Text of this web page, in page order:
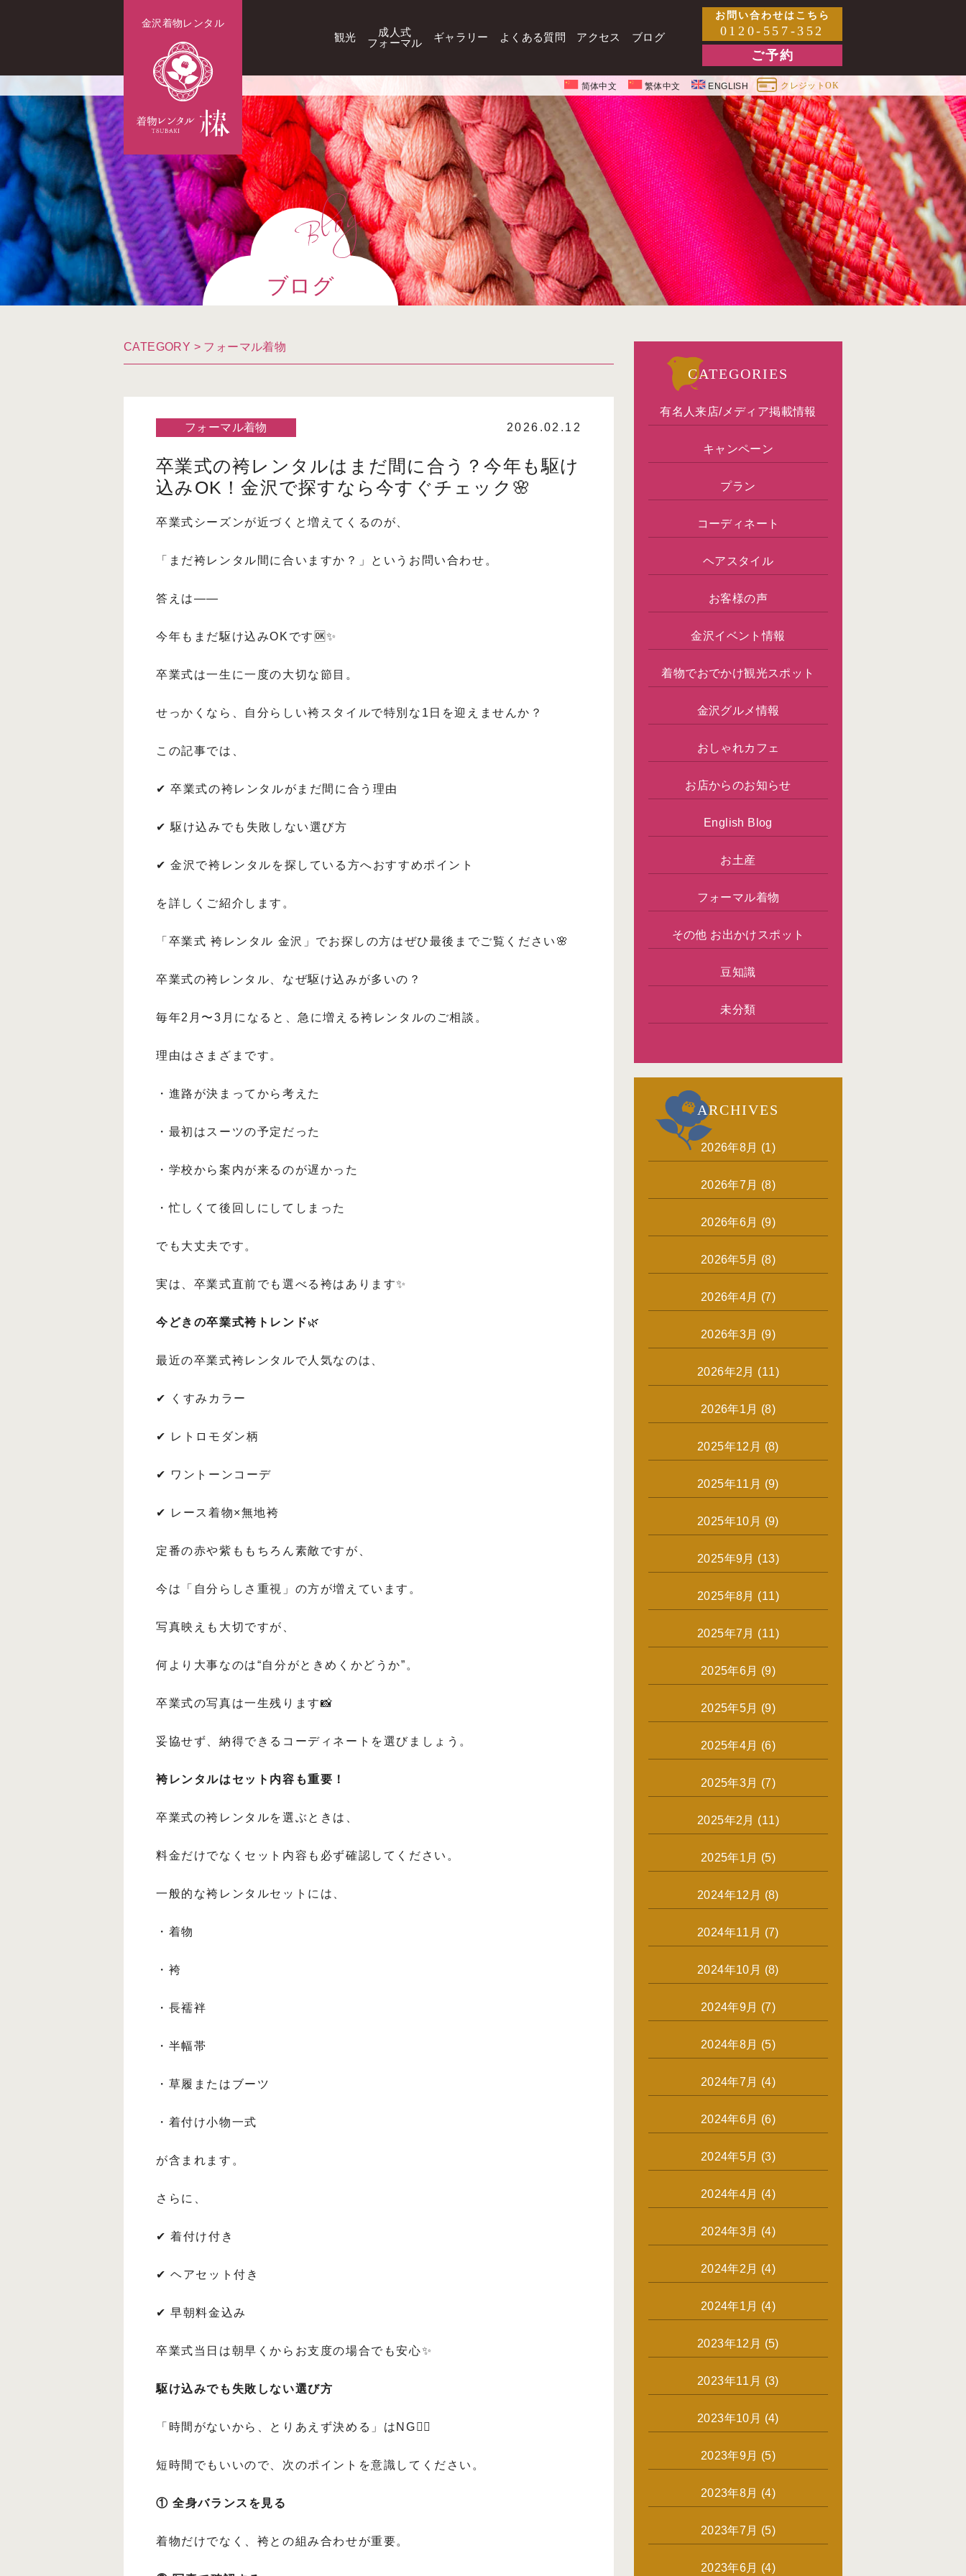
金沢着物レンタル
観光
成人式
フォーマル
ギャラリー よくある質問 アクセス ブログ
お問い合わせはこちら
0120-557-352
ご予約
简体中文 繁体中文 ENGLISH クレジットOK
ブログ
CATEGORY > フォーマル着物
フォーマル着物 2026.02.12
卒業式の袴レンタルはまだ間に合う？今年も駆け
込みOK！金沢で探すなら今すぐチェック🌸
卒業式シーズンが近づくと増えてくるのが、
「まだ袴レンタル間に合いますか？」というお問い合わせ。
答えは――
今年もまだ駆け込みOKです🆗✨
卒業式は一生に一度の大切な節目。
せっかくなら、自分らしい袴スタイルで特別な1日を迎えませんか？
この記事では、
✔ 卒業式の袴レンタルがまだ間に合う理由
✔ 駆け込みでも失敗しない選び方
✔ 金沢で袴レンタルを探している方へおすすめポイント
を詳しくご紹介します。
「卒業式 袴レンタル 金沢」でお探しの方はぜひ最後までご覧ください🌸
卒業式の袴レンタル、なぜ駆け込みが多いの？
毎年2月〜3月になると、急に増える袴レンタルのご相談。
理由はさまざまです。
・進路が決まってから考えた
・最初はスーツの予定だった
・学校から案内が来るのが遅かった
・忙しくて後回しにしてしまった
でも大丈夫です。
実は、卒業式直前でも選べる袴はあります✨
今どきの卒業式袴トレンド🌿
最近の卒業式袴レンタルで人気なのは、
✔ くすみカラー
✔ レトロモダン柄
✔ ワントーンコーデ
✔ レース着物×無地袴
定番の赤や紫ももちろん素敵ですが、
今は「自分らしさ重視」の方が増えています。
写真映えも大切ですが、
何より大事なのは“自分がときめくかどうか”。
卒業式の写真は一生残ります📸
妥協せず、納得できるコーディネートを選びましょう。
袴レンタルはセット内容も重要！
卒業式の袴レンタルを選ぶときは、
料金だけでなくセット内容も必ず確認してください。
一般的な袴レンタルセットには、
・着物
・袴
・長襦袢
・半幅帯
・草履またはブーツ
・着付け小物一式
が含まれます。
さらに、
✔ 着付け付き
✔ ヘアセット付き
✔ 早朝料金込み
卒業式当日は朝早くからお支度の場合でも安心✨
駆け込みでも失敗しない選び方
「時間がないから、とりあえず決める」はNG🙅‍♀️
短時間でもいいので、次のポイントを意識してください。
① 全身バランスを見る
着物だけでなく、袴との組み合わせが重要。
CATEGORIES
有名人来店/メディア掲載情報
キャンペーン
プラン
コーディネート
ヘアスタイル
お客様の声
金沢イベント情報
着物でおでかけ観光スポット
金沢グルメ情報
おしゃれカフェ
お店からのお知らせ
English Blog
お土産
フォーマル着物
その他 お出かけスポット
豆知識
未分類
ARCHIVES
2026年8月 (1)
2026年7月 (8)
2026年6月 (9)
2026年5月 (8)
2026年4月 (7)
2026年3月 (9)
2026年2月 (11)
2026年1月 (8)
2025年12月 (8)
2025年11月 (9)
2025年10月 (9)
2025年9月 (13)
2025年8月 (11)
2025年7月 (11)
2025年6月 (9)
2025年5月 (9)
2025年4月 (6)
2025年3月 (7)
2025年2月 (11)
2025年1月 (5)
2024年12月 (8)
2024年11月 (7)
2024年10月 (8)
2024年9月 (7)
2024年8月 (5)
2024年7月 (4)
2024年6月 (6)
2024年5月 (3)
2024年4月 (4)
2024年3月 (4)
2024年2月 (4)
2024年1月 (4)
2023年12月 (5)
2023年11月 (3)
2023年10月 (4)
2023年9月 (5)
2023年8月 (4)
2023年7月 (5)
2023年6月 (4)